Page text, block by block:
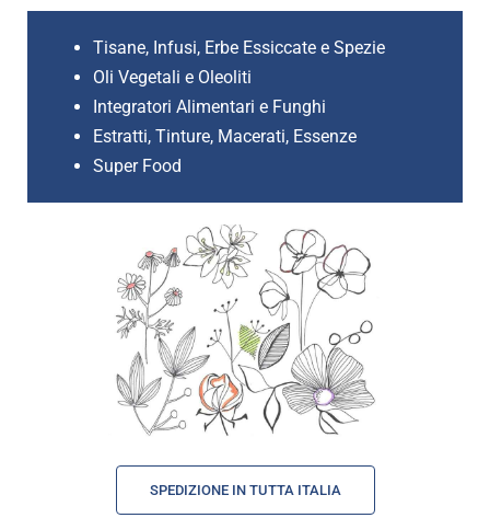
Tisane, Infusi, Erbe Essiccate e Spezie
Oli Vegetali e Oleoliti
Integratori Alimentari e Funghi
Estratti, Tinture, Macerati, Essenze
Super Food
SPEDIZIONE IN TUTTA ITALIA